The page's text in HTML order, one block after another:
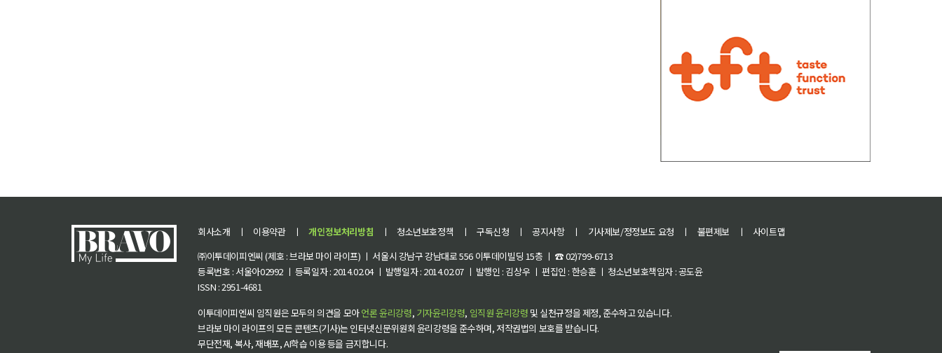
회사소개 ㅣ 이용약관 ㅣ 개인정보처리방침 ㅣ 청소년보호정책 ㅣ 구독신청 ㅣ 공지사항 ㅣ 기사제보/정정보도 요청 ㅣ 불편제보 ㅣ
사이트맵
㈜이투데이피엔씨 (제호 : 브라보 마이 라이프) ㅣ 서울시 강남구 강남대로 556 이투데이빌딩 15층 ㅣ ☎ 02)799-6713
등록번호 : 서울아02992 ㅣ 등록일자 : 2014.02.04 ㅣ 발행일자 : 2014.02.07 ㅣ 발행인 : 김상우 ㅣ 편집인 : 한승훈 ㅣ 청소년보호책임자 : 공도윤
ISSN : 2951-4681
이투데이피엔씨 임직원은 모두의 의견을 모아언론 윤리강령, 기자윤리강령, 임직원 윤리강령 및 실천규정을 제정, 준수하고 있습니다.
브라보 마이 라이프의 모든 콘텐츠(기사)는 인터넷신문위원회 윤리강령을 준수하며, 저작권법의 보호를 받습니다.
무단전재, 복사, 재배포, AI학습 이용 등을 금지합니다.